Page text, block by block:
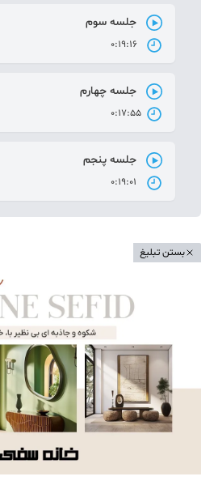
جلسه سوم
0:19:16
جلسه چهارم
0:17:55
جلسه پنجم
0:19:01
بستن تبلیغ